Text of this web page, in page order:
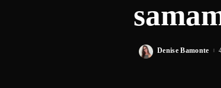
Denise Bamonte